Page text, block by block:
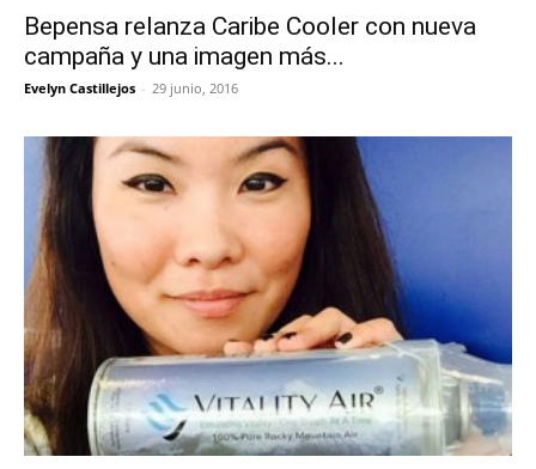
Bepensa relanza Caribe Cooler con nueva
campaña y una imagen más...
Evelyn Castillejos - 29 junio, 2016